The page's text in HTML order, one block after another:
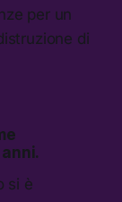
per un
di
si è